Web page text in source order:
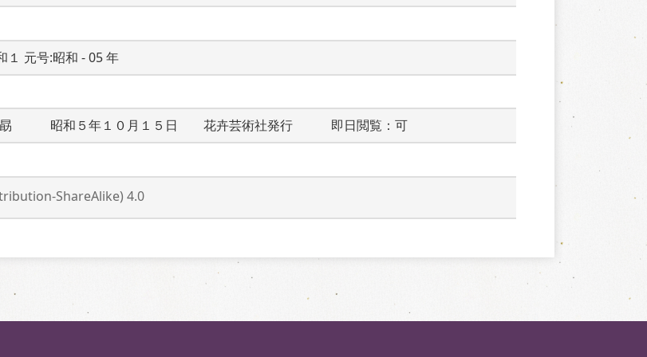
１ 元号:昭和 - 05 年
　　　昭和５年１０月１５日　　花卉芸術社発行　　　即日閲覧：可
ShareAlike) 4.0